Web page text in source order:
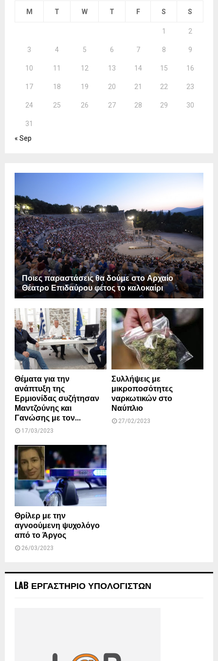
M T W T F S S
1 2
3 4 5 6 7 8 9
10 11 12 13 14 15 16
17 18 19 20 21 22 23
24 25 26 27 28 29 30
31
« Sep
Ποιες παραστάσεις θα δούμε στο Αρχαίο
Θέατρο Επιδαύρου φέτος το καλοκαίρι
Θέματα για την
ανάπτυξη της
Ερμιονίδας συζήτησαν
Μαντζούνης και
Γανώσης με τον...
17/03/2023
Συλλήψεις με
μικροποσότητες
ναρκωτικών στο
Ναύπλιο
27/02/2023
Θρίλερ με την
αγνοούμενη ψυχολόγο
από το Άργος
26/03/2023
LAB ΕΡΓΑΣΤΗΡΙΟ ΥΠΟΛΟΓΙΣΤΩΝ